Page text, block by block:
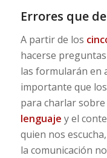
Errores que
A partir de los
hacerse
las formularán en
importante que
para charlar sobre
lenguaje y el
quien nos
la comunicación